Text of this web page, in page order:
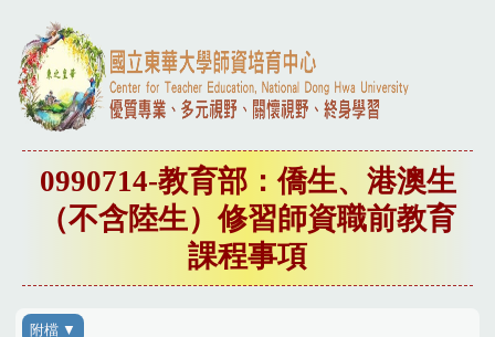
0990714-教育部：僑生、港澳生
（不含陸生）修習師資職前教育
課程事項